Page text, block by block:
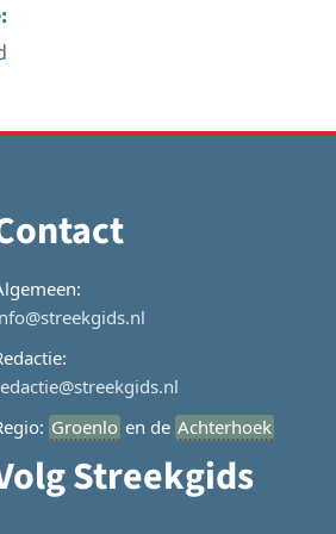
Groenlo en de Achterhoek
Streekgids